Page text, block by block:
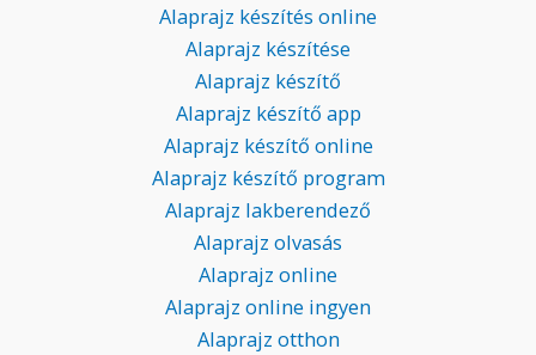
Alaprajz készítés online
Alaprajz készítése
Alaprajz készítő
Alaprajz készítő app
Alaprajz készítő online
Alaprajz készítő program
Alaprajz lakberendező
Alaprajz olvasás
Alaprajz online
Alaprajz online ingyen
Alaprajz otthon